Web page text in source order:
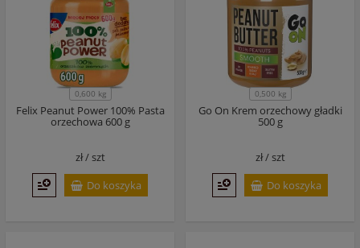
0,600 kg
Felix Peanut Power 100% Pasta
orzechowa 600 g
zł /szt
Do koszyka
0,500 kg
Go On Krem orzechowy gładki
500 g
zł /szt
Do koszyka